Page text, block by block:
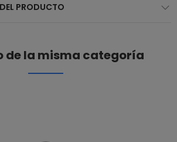
PRODUCTO
de la misma categoría